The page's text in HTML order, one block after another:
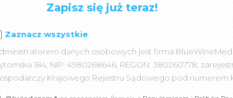
Zapisz się już teraz!
Zaznacz wszystkie
danych osobowych jest firma
184; NIP: 4980268646, REGON: 380260778;
Krajowego Rejestru Sądowego pod numerem